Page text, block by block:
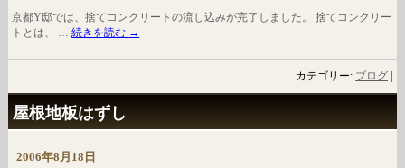
京都Y邸では、捨てコンクリートの流し込みが完了しました。 捨てコンクリー
トとは、 …続きを読む →
カテゴリー: ブログ
屋根地板はずし
2006年8月18日